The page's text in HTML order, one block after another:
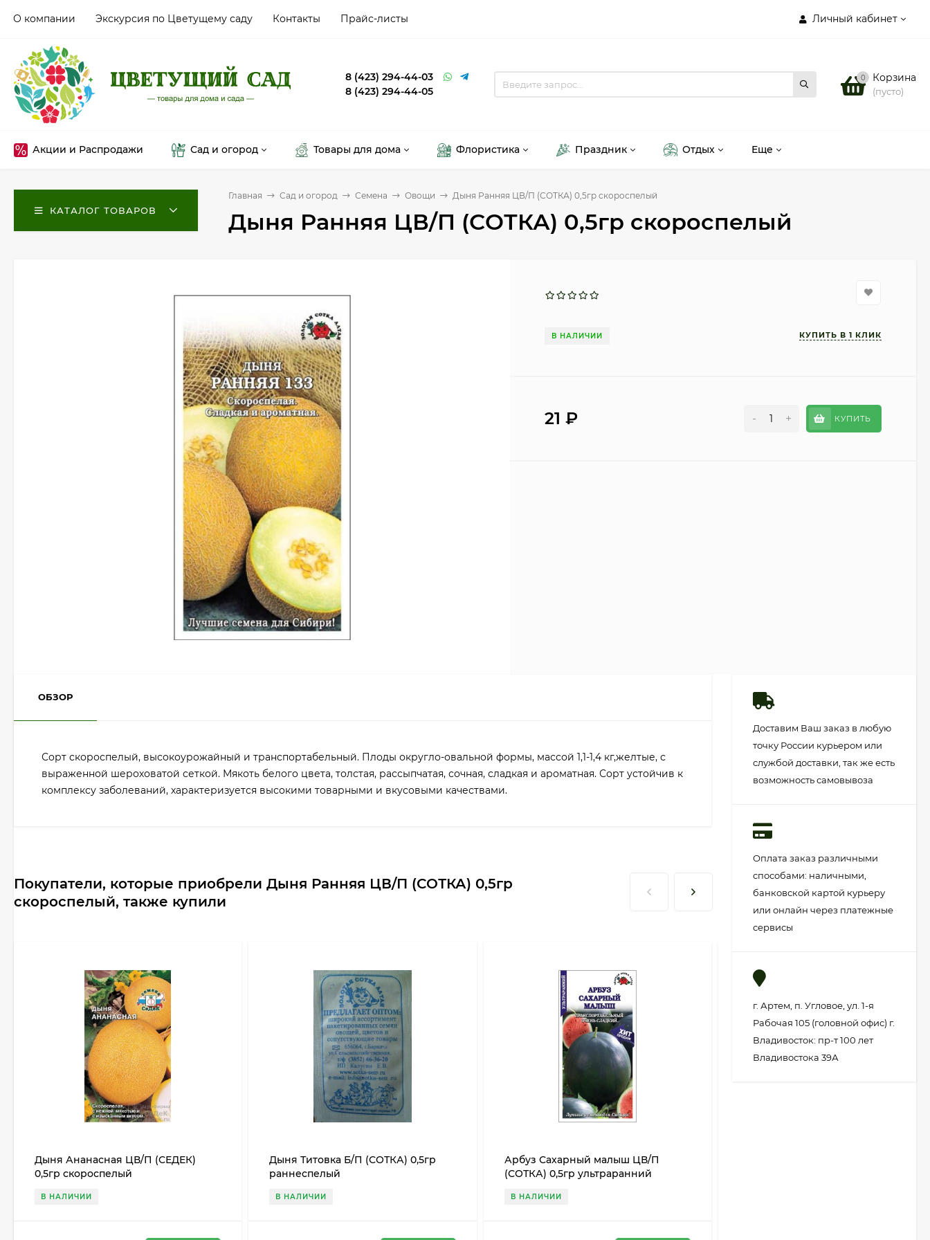
Личный кабинет
О компании Экскурсия по Цветущему саду Контакты Прайс-листы
8 (423) 294-44-03
8 (423) 294-44-05
0 Корзина
(пусто)
Акции и Распродажи Сад и огород Товары для дома Флористика Праздник Отдых Еще
КАТАЛОГ ТОВАРОВ
Главная Сад и огород Семена Овощи Дыня Ранняя ЦВ/П (СОТКА) 0,5гр скороспелый
Дыня Ранняя ЦВ/П (СОТКА) 0,5гр скороспелый
В НАЛИЧИИ
21₽ - + КУПИТЬ
ОБЗОР
Сорт скороспелый, высокоурожайный и транспортабельный. Плоды округло-овальной формы, массой 1,1-1,4 кг,желтые, с
выраженной шероховатой сеткой. Мякоть белого цвета, толстая, рассыпчатая, сочная, сладкая и ароматная. Сорт устойчив к
комплексу заболеваний, характеризуется высокими товарными и вкусовыми качествами.
Покупатели, которые приобрели Дыня Ранняя ЦВ/П (СОТКА) 0,5гр
скороспелый, также купили
Дыня Ананасная ЦВ/П (СЕДЕК)
0,5гр скороспелый
В НАЛИЧИИ
Дыня Титовка Б/П (СОТКА) 0,5гр
раннеспелый
В НАЛИЧИИ
Арбуз Сахарный малыш ЦВ/П
(СОТКА) 0,5гр ультраранний
В НАЛИЧИИ
Доставим Ваш заказ в любую
точку России курьером или
службой доставки, так же есть
возможность самовывоза
Оплата заказ различными
способами: наличными,
банковской картой курьеру
или онлайн через платежные
сервисы
г. Артем, п. Угловое, ул. 1-я
Рабочая 105 (головной офис) г.
Владивосток: пр-т 100 лет
Владивостока 39А